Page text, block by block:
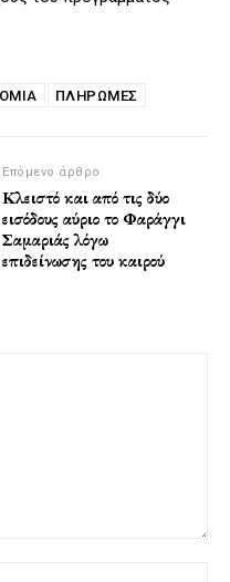
ΠΛΗΡΩΜΈΣ
Επόμενο άρθρο
Κλειστό και από τις δύο
εισόδους αύριο το Φαράγγι
Σαμαριάς λόγω
επιδείνωσης του καιρού